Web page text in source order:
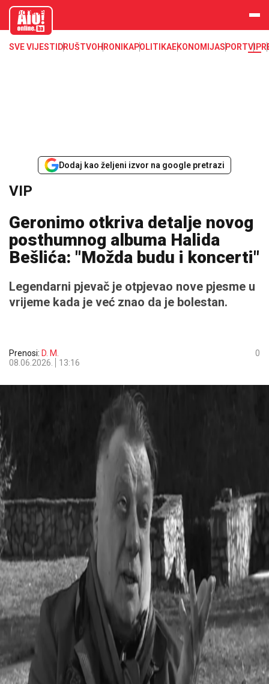
aloonline.b
SVE VIJESTI DRUŠTVOHRONIKAPOLITIKAEKONOMIJASPORTVIP
Dodaj kao željeni izvor na google pretrazi
VIP
Geronimo otkriva detalje novog
posthumnog albuma Halida
Bešlića: "Možda budu i koncerti"
Legendarni pjevač je otpjevao nove pjesme u
vrijeme kada je već znao da je bolestan.
Prenosi: D. M.
08.06.2026.
13:16
0